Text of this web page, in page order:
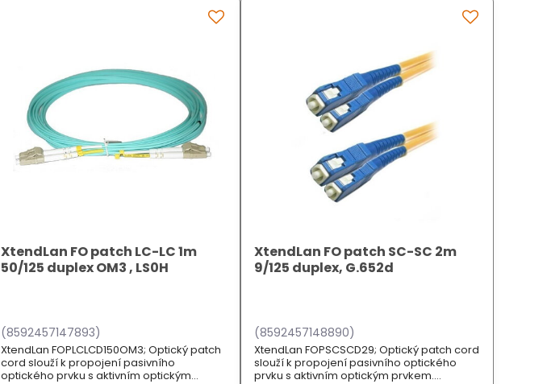
XtendLan FO patch LC-LC 1m
50/125 duplex OM3 , LS0H
(8592457147893)
XtendLan FOPLCLCD150OM3; Optický patch
cord slouží k propojení pasivního
optického prvku s aktivním optickým
XtendLan FO patch SC-SC 2m
9/125 duplex, G.652d
(8592457148890)
XtendLan FOPSCSCD29; Optický patch cord
slouží k propojení pasivního optického
prvku s aktivním optickým prvkem.